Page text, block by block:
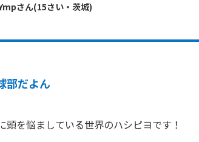
さん(15さい・ 茨城)
部だよん
頭を悩ましている世界のハシピヨです！